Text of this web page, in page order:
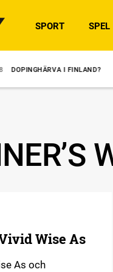
SPORT SPEL
I FINLAND? 14:35
Wise As
As och